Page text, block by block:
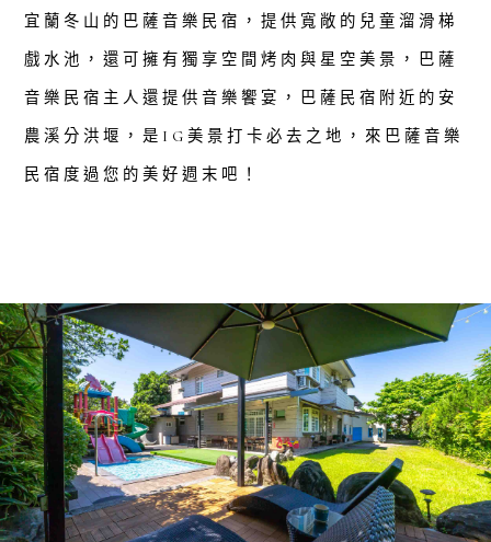
宜蘭冬山的巴薩音樂民宿，提供寬敞的兒童溜滑梯
戲水池，還可擁有獨享空間烤肉與星空美景，巴薩
音樂民宿主人還提供音樂饗宴，巴薩民宿附近的安
農溪分洪堰，是IG美景打卡必去之地，來巴薩音樂
民宿度過您的美好週末吧！